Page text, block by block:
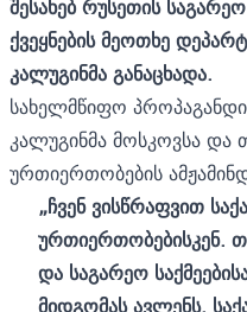
შესახებ რუსეთის
ქვეყნების მეოთხე
კალუგინმა განაცხადა.
სახელმწიფო
კალუგინმა მოსკოვსა და
ურთიერთობების
„ჩვენ ვისწრაფვით
ურთიერთობებისკენ.
და საგარეო